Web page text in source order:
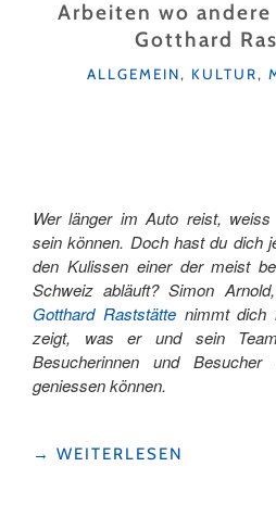
Arbeiten wo
Gotthard
KATEGORIEN
ALLGEMEIN, KULTUR,
Wer länger im Auto reist,
sein können. Doch hast du dich
den Kulissen einer der meist
Schweiz abläuft? Simon
Gotthard Raststättenimmt dich
zeigt, was er und sein
Besucherinnen und
geniessen können.
"ARBEITEN
→ WEITERLESEN